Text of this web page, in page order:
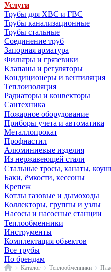
Услуги
Трубы для ХВС и ГВС
Трубы канализационные
Трубы стальные
Соединение труб
Запорная арматура
Фильтры и грязевики
Клапаны и регуляторы
Кондиционеры и вентиляция
Теплоизоляция
Радиаторы и конвекторы
Сантехника
Пожарное оборудование
Приборы учета и автоматика
Металлопрокат
Профнастил
Алюминиевые изделия
Из нержавеющей стали
Стальные тросы, канаты,
Баки, ёмкости, кессоны
Крепеж
Котлы газовые и дымоходы
Коллекторы, группы и узлы
Насосы и насосные станции
Теплообменники
Инструменты
Комплектация объектов
Все трубы
По брендам
ГлавнаяКаталог Теплообменники